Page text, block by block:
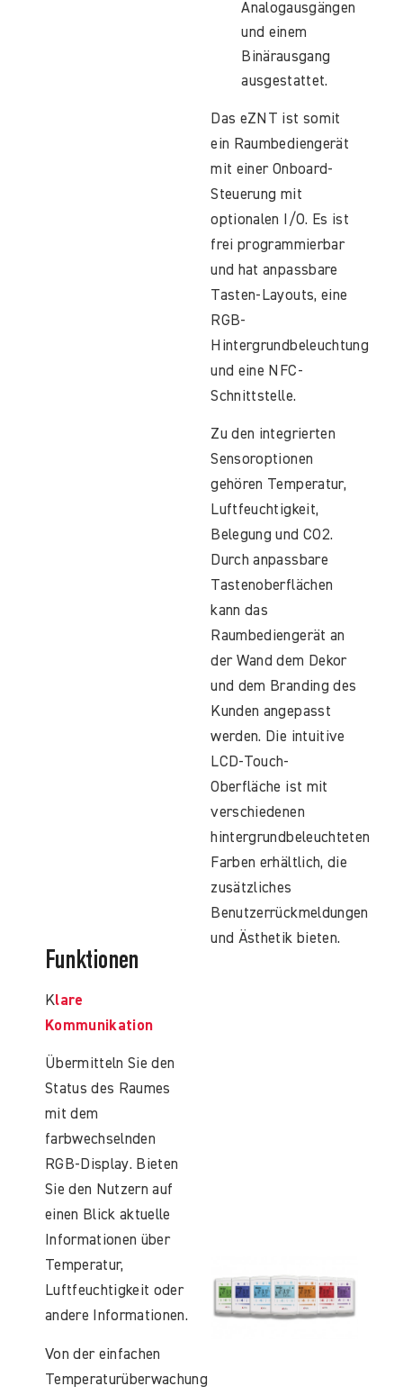
Analogausgängen
und einem
Binärausgang
ausgestattet.
Das eZNT ist somit
ein Raumbediengerät
mit einer Onboard-
Steuerung mit
optionalen I/O. Es ist
frei programmierbar
und hat anpassbare
Tasten-Layouts, eine
RGB-
Hintergrundbeleuchtung
und eine NFC-
Schnittstelle.
Zu den integrierten
Sensoroptionen
gehören Temperatur,
Luftfeuchtigkeit,
Belegung und CO2.
Durch anpassbare
Tastenoberflächen
kann das
Raumbediengerät an
der Wand dem Dekor
und dem Branding des
Kunden angepasst
werden. Die intuitive
LCD-Touch-
Oberfläche ist mit
verschiedenen
hintergrundbeleuchteten
Farben erhältlich, die
zusätzliches
Benutzerrückmeldungen
und Ästhetik bieten.
Funktionen
Klare
Kommunikation
Übermitteln Sie den
Status des Raumes
mit dem
farbwechselnden
RGB-Display. Bieten
Sie den Nutzern auf
einen Blick aktuelle
Informationen über
Temperatur,
Luftfeuchtigkeit oder
andere Informationen.
Von der einfachen
Temperaturüberwachung